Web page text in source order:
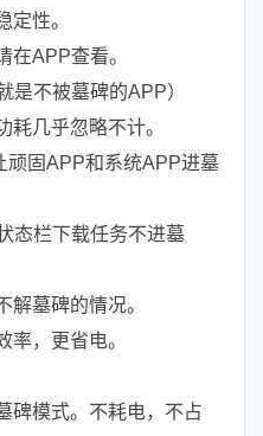
定性。
在APP查看。
是不被墓碑的APP）
耗几乎忽略不计。
顽固APP和系统APP进墓
态栏下载任务不进墓
解墓碑的情况。
率，更省电。
碑模式。不耗电，不占